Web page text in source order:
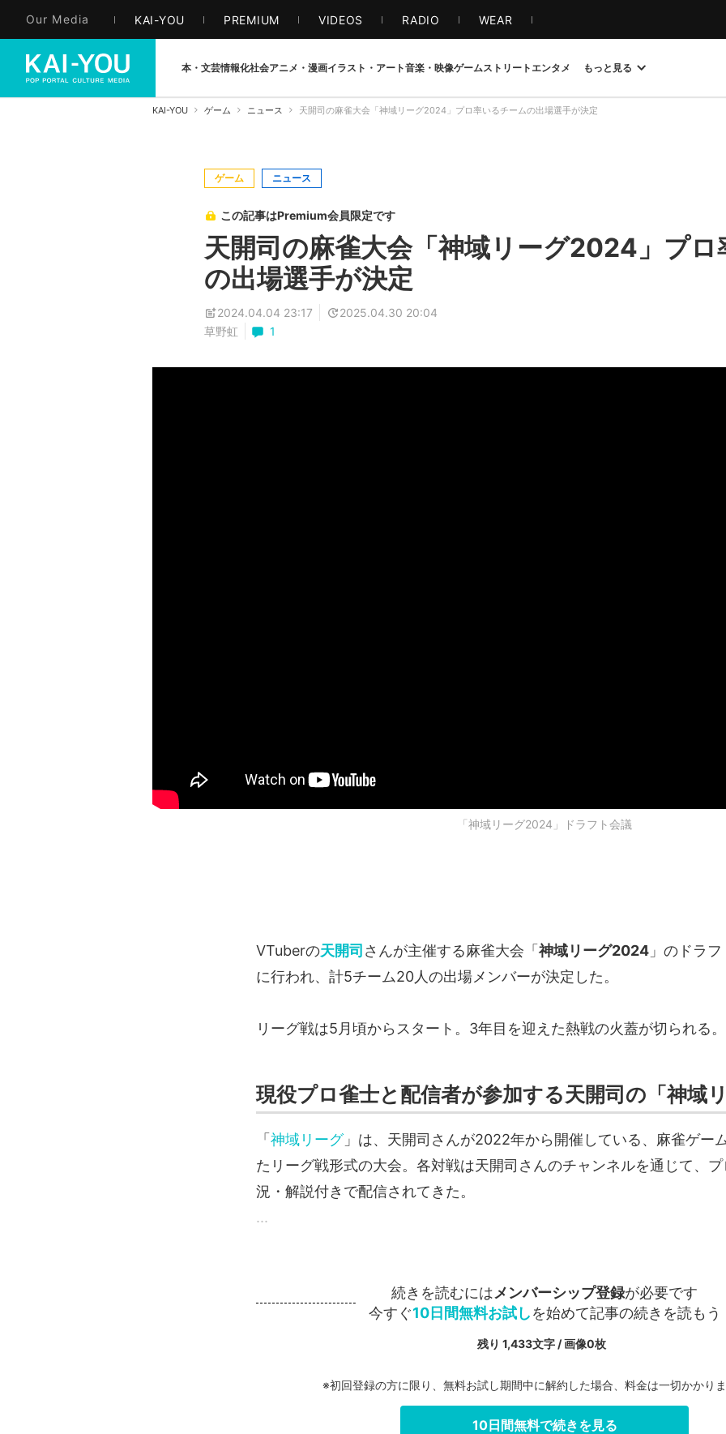
Our Media KAI-YOU PREMIUM VIDEOS RADIO WEAR
本・文芸情報化社会アニメ・漫画イラスト・アート音楽・映像ゲームストリート エンタメ もっと見る
KAI-YOU ゲーム ニュース 天開司の麻雀大会「神域リーグ2024」プロ率いるチームの出場選手が決定
ゲーム ニュース
この記事はPremium会員限定です
天開司の麻雀大会「神域リーグ2024」プロ
の出場選手が決定
2024.04.04 23:17
2025.04.30 20:04
草野虹
1
「神域リーグ2024」ドラフト会議
VTuberの天開司さんが主催する麻雀大会「神域リーグ2024 」のドラ
に行われ、計5チーム20人の出場メンバーが決定した。
リーグ戦は5月頃からスタート。3年目を迎えた熱戦の火蓋が切られる。
現役プロ雀士と配信者が参加する天開司の「神域リ
「神域リーグ」は、天開司さんが2022年から開催している、麻雀ゲー
たリーグ戦形式の大会。各対戦は天開司さんのチャンネルを通じて、
況・解説付きで配信されてきた。
...
続きを読むにはメンバーシップ登録が必要です
今すぐ10日間無料お試しを始めて記事の続きを読もう
残り 1,433文字 / 画像0枚
※初回登録の方に限り、無料お試し期間中に解約した場合、料金は一切かかりま
10日間無料で続きを見る